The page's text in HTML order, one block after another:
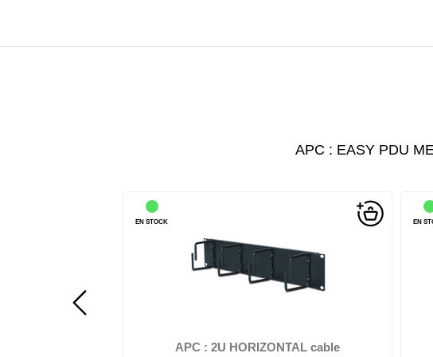
APC : EASY PDU
APC : 2U HORIZONTAL cable
EN STOCK
APC - Guide pour câbles - noir - 2U - pour NetShelter EP;
NetShelter ES; NetShe...
EN